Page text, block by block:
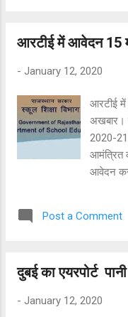
वेबसाइट
होगा।
जोश से
यदि
समाज,
सकता।
स्वस्थ
है। युवा
आरटीई में आवेदन 15
- January 12, 2020
आरटीई
अखबार।
2020-
आमंत्रित
आवेदन
प्रवेश
जो बच्चों
तहत
Post a Comment
दुबई का एयरपोर्ट
- January 12, 2020